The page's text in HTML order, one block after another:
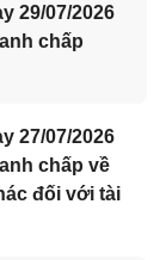
29/07/2026
chấp
27/07/2026
chấp về
đối với tài